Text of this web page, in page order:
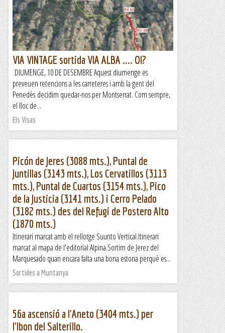
VIA VINTAGE sortida VIA ALBA .... OI?
DIUMENGE, 10 DE DESEMBRE Aquest diumenge es
preveuen retencions a les carreteres i amb la gent del
Penedès decidim quedar-nos per Montserrat. Com sempre,
el lloc de...
Els Visas
Picón de Jeres (3088 mts.), Puntal de
Juntillas (3143 mts.), Los Cervatillos (3113
mts.), Puntal de Cuartos (3154 mts.), Pico
de la Justicia (3141 mts.) i Cerro Pelado
(3182 mts.) des del Refugi de Postero Alto
(1870 mts.)
Itinerari marcat amb el rellotge Suunto Vertical.Itinerari
marcat al mapa de l'editorial Alpina.Sortim de Jerez del
Marquesado quan encara falta una bona estona perquè es...
Sortides a Muntanya
56a ascensió a l'Aneto (3404 mts.) per
l'Ibon del Salterillo.